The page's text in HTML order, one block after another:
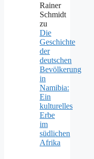
Rainer
Schmidt
zu
Die
Geschichte
der
deutschen
Bevölkerung
in
Namibia:
Ein
kulturelles
Erbe
im
südlichen
Afrika